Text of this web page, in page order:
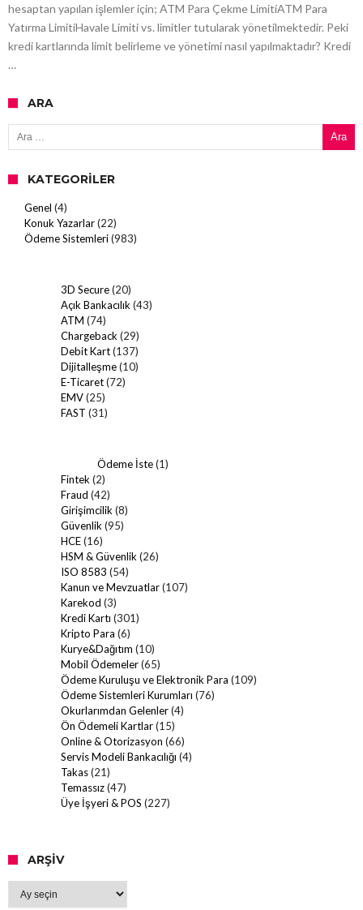
hesaptan yapılan işlemler için; ATM Para Çekme LimitiATM Para
Yatırma LimitiHavale Limiti vs. limitler tutularak yönetilmektedir. Peki
kredi kartlarında limit belirleme ve yönetimi nasıl yapılmaktadır? Kredi
…
ARA
Arama:
KATEGORILER
Genel (4)
Konuk Yazarlar(22)
Ödeme Sistemleri(983)
3D Secure(20)
Açık Bankacılık (43)
ATM (74)
Chargeback (29)
Debit Kart(137)
Dijitalleşme(10)
E-Ticaret(72)
EMV(25)
FAST (31)
Ödeme İste(1)
Fintek (2)
Fraud (42)
Girişimcilik (8)
Güvenlik (95)
HCE(16)
HSM & Güvenlik (26)
ISO 8583 (54)
Kanun ve Mevzuatlar(107)
Karekod (3)
Kredi Kartı (301)
Kripto Para (6)
Kurye&Dağıtım (10)
Mobil Ödemeler(65)
Ödeme Kuruluşu ve Elektronik Para (109)
Ödeme Sistemleri Kurumları (76)
Okurlarımdan Gelenler(4)
Ön Ödemeli Kartlar(15)
Online & Otorizasyon (66)
Servis Modeli Bankacılığı (4)
Takas(21)
Temassız(47)
Üye İşyeri & POS (227)
ARŞIV